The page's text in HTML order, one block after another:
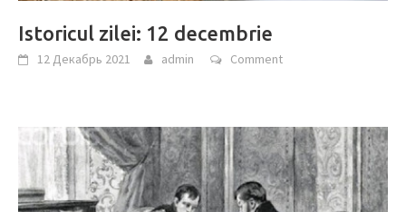
Istoricul zilei: 12 decembrie
12 Декабрь 2021 admin Comment